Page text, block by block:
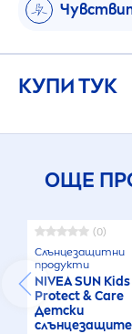
КУПИ ТУК
ОЩЕ
(0)
Слънцезащитни
продукти
NIVEASUN
Protect&Care
Детски